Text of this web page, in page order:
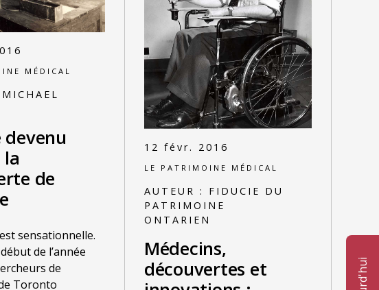
MÉDICAL
MICHAEL
devenu
de
sensationnelle.
de l’année
de
Toronto
12 févr. 2016
LE PATRIMOINE MÉDICAL
AUTEUR : FIDUCIE DU
PATRIMOINE
ONTARIEN
Médecins,
découvertes et